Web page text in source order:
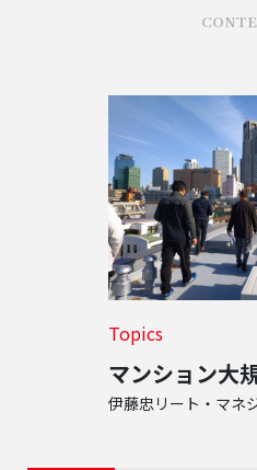
Topics